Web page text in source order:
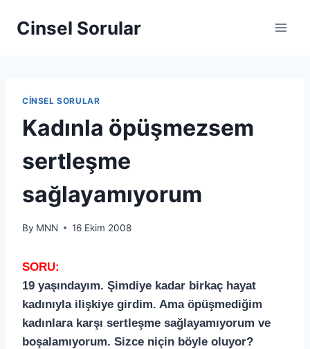
Cinsel Sorular
CINSEL SORULAR
Kadınla öpüşmezsem
sertleşme
sağlayamıyorum
By MNN 16 Ekim 2008
SORU:
19 yaşındayım. Şimdiye kadar birkaç hayat
kadınıyla ilişkiye girdim. Ama öpüşmediğim
kadınlara karşı sertleşme sağlayamıyorum ve
boşalamıyorum. Sizce niçin böyle oluyor?